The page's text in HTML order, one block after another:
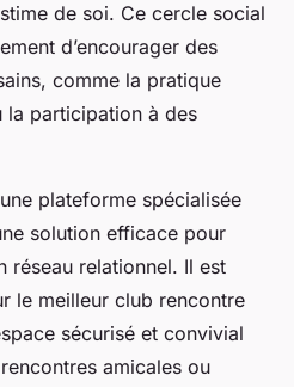
de soi. Ce cercle social
d’encourager des
comme la pratique
la participation à des
plateforme spécialisée
solution efficace pour
réseau relationnel. Il est
le meilleur club rencontre
sécurisé et convivial
amicales ou